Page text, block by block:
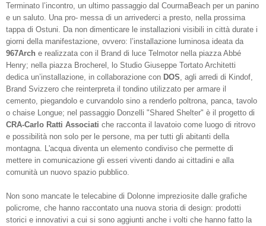
Terminato l’incontro, un ultimo passaggio dal CourmaBeach per un panino
e un saluto. Una pro- messa di un arrivederci a presto, nella prossima
tappa di Ostuni. Da non dimenticare le installazioni visibili in città durate i
giorni della manifestazione, ovvero: l’installazione luminosa ideata da
967Arch e realizzata con il Brand di luce Telmotor nella piazza Abbé
Henry; nella piazza Brocherel, lo Studio Giuseppe Tortato Architetti
dedica un’installazione, in collaborazione con DOS , agli arredi di Kindof,
Brand Svizzero che reinterpreta il tondino utilizzato per armare il
cemento, piegandolo e curvandolo sino a renderlo poltrona, panca, tavolo
o chaise Longue; nel passaggio Donzelli "Shared Shelter" è il progetto di
CRA-Carlo Ratti Associati che racconta il lavatoio come luogo di ritrovo
e possibilità non solo per le persone, ma per tutti gli abitanti della
montagna. L'acqua diventa un elemento condiviso che permette di
mettere in comunicazione gli esseri viventi dando ai cittadini e alla
comunità un nuovo spazio pubblico.
Non sono mancate le telecabine di Dolonne impreziosite dalle grafiche
policrome, che hanno raccontato una nuova storia di design: prodotti
storici e innovativi a cui si sono aggiunti anche i volti che hanno fatto la